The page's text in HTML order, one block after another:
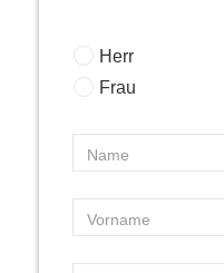
Herr
Frau